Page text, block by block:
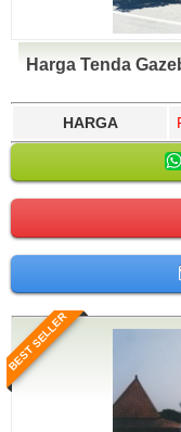
Harga Tenda
HARGA
BEST SELLER